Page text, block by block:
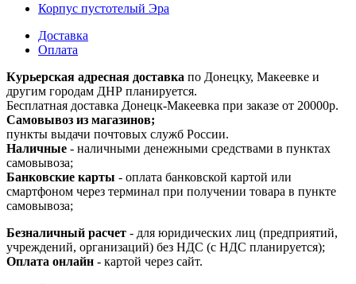
Корпус пустотелый Эра
Доставка
Оплата
Курьерская адресная доставка по Донецку, Макеевке и
другим городам ДНР планируется.
Бесплатная доставка Донецк-Макеевка при заказе от 20000р.
Самовывоз из магазинов;
пункты выдачи почтовых служб России.
Наличные - наличными денежными средствами в пунктах
самовывоза;
Банковские карты - оплата банковской картой или
смартфоном через терминал при получении товара в пункте
самовывоза;
Безналичный расчет - для юридических лиц (предприятий,
учреждений, организаций) без НДС (с НДС планируется);
Оплата онлайн - картой через сайт.